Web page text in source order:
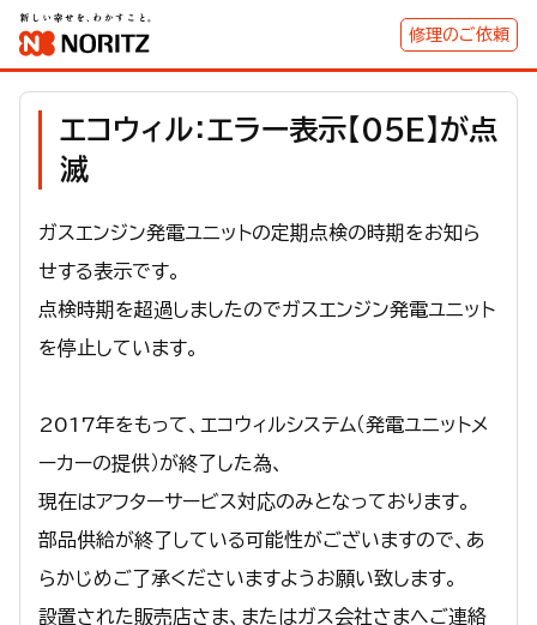
修理のご依頼
エコウィル：エラー表示【05E】が点
滅
ガスエンジン発電ユニットの定期点検の時期をお知ら
せする表示です。
点検時期を超過しましたのでガスエンジン発電ユニット
を停止しています。
2017年をもって、エコウィルシステム（発電ユニットメ
ーカーの提供）が終了した為、
現在はアフターサービス対応のみとなっております。
部品供給が終了している可能性がございますので、あ
らかじめご了承くださいますようお願い致します。
設置された販売店さま、またはガス会社さまへご連絡